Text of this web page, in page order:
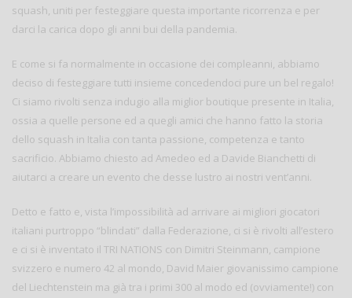
squash, uniti per festeggiare questa importante ricorrenza e per
darci la carica dopo gli anni bui della pandemia.
E come si fa normalmente in occasione dei compleanni, abbiamo
deciso di festeggiare tutti insieme concedendoci pure un bel regalo!
Ci siamo rivolti senza indugio alla miglior boutique presente in Italia,
ossia a quelle persone ed a quegli amici che hanno fatto la storia
dello squash in Italia con tanta passione, competenza e tanto
sacrificio. Abbiamo chiesto ad Amedeo ed a Davide Bianchetti di
aiutarci a creare un evento che desse lustro ai nostri vent’anni.
Detto e fatto e, vista l’impossibilità ad arrivare ai migliori giocatori
italiani purtroppo “blindati” dalla Federazione, ci si è rivolti all’estero
e ci si è inventato il TRI NATIONS con Dimitri Steinmann, campione
svizzero e numero 42 al mondo, David Maier giovanissimo campione
del Liechtenstein ma già tra i primi 300 al modo ed (ovviamente!) con